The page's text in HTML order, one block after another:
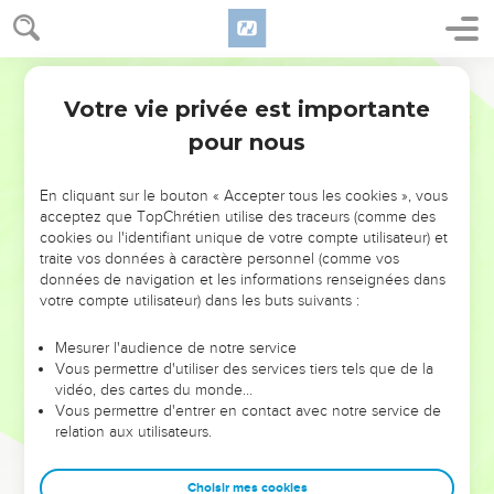
NE MANQUEZ PAS L’ÉVÉNEMENT
DE L’ANNÉE !
ET SI LEURS ERREURS POUVAIENT VOUS ÉVITER LES
VOTRES ?
leur foi ou leur vision. Mais on voit moins les doutes, les erreurs
et les saisons difficiles qu'ils ont traversés, alors même que ce
sont elles qui les ont façonnés.
Dans cette conférence, leaders, entrepreneurs, et responsables
clés pour avancer avec plus de sagesse afin que leurs erreurs
Votre vie privée est importante
pour nous
En cliquant sur le bouton « Accepter tous les cookies », vous
acceptez que TopChrétien utilise des traceurs (comme des
cookies ou l'identifiant unique de votre compte utilisateur) et
traite vos données à caractère personnel (comme vos
données de navigation et les informations renseignées dans
votre compte utilisateur) dans les buts suivants :
Mesurer l'audience de notre service
Vous permettre d'utiliser des services tiers tels que de la
vidéo, des cartes du monde…
Vous permettre d'entrer en contact avec notre service de
relation aux utilisateurs.
Choisir mes cookies